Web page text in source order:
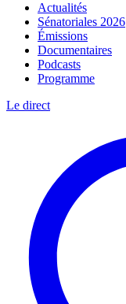
Actualités
Sénatoriales 2026
Émissions
Documentaires
Podcasts
Programme
Le direct